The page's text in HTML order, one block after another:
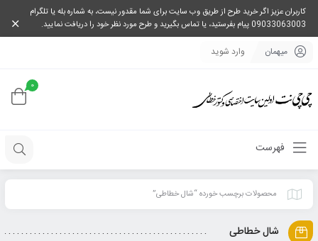
کاربران عزیز اگر خرید طرح از طریق وب سایت برای شما مقدور نیست، به شماره بله یا تلگرام
09033063003 پیام بفرستید، یا تماس بگیرید و طرح مورد نظر خود را دریافت نمایید.
میهمان وارد شوید
0
فهرست
محصولات برچسب خورده “شال خطاطی”
شال خطاطی